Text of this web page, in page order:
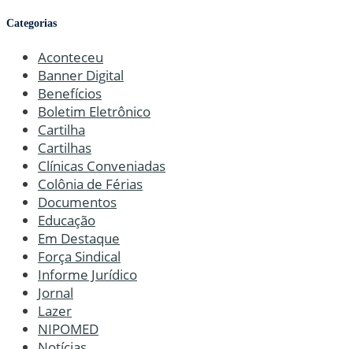
Categorias
Aconteceu
Banner Digital
Benefícios
Boletim Eletrônico
Cartilha
Cartilhas
Clínicas Conveniadas
Colônia de Férias
Documentos
Educação
Em Destaque
Força Sindical
Informe Jurídico
Jornal
Lazer
NIPOMED